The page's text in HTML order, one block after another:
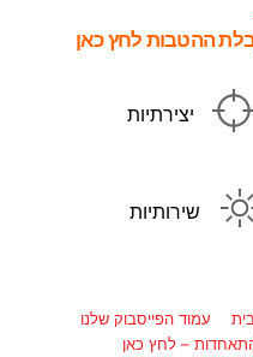
ההטבות לחץ כאן
יצירתיות
שירותיות
עמוד הפייסבוק שלנו
– לחץ כאן